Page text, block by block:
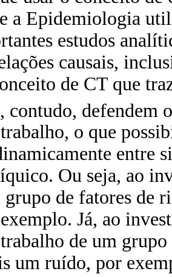
a Epidemiologia
estudos
causais,
de CT que
, contudo, defendem
o que
entre
Ou seja, ao
de fatores de
Já, ao
de um
um ruído, por